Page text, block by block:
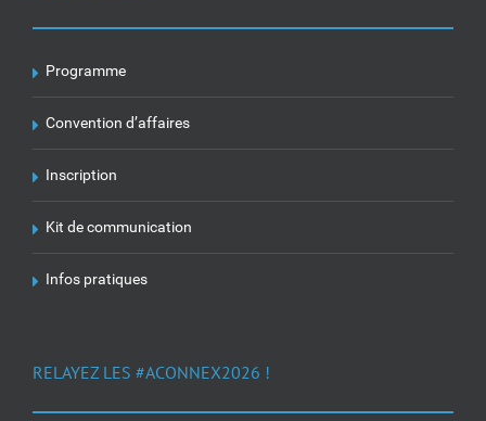
Programme
Convention d’affaires
Inscription
Kit de communication
Infos pratiques
RELAYEZ LES #ACONNEX2026 !